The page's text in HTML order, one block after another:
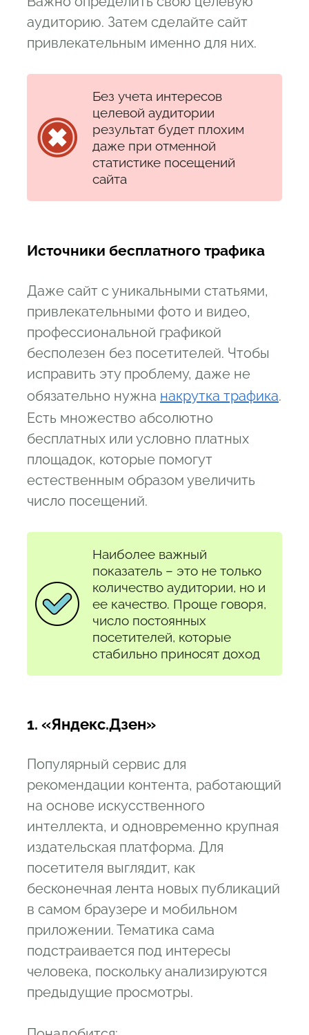
аудиторию. Затем сделайте сайт
привлекательным именно для них.
Без учета интересов
целевой аудитории
результат будет плохим
даже при отменной
статистике посещений
сайта
Источники бесплатного трафика
Даже сайт с уникальными статьями,
привлекательными фото и видео,
профессиональной графикой
бесполезен без посетителей. Чтобы
исправить эту проблему, даже не
обязательно нужна накрутка трафика.
Есть множество абсолютно
бесплатных или условно платных
площадок, которые помогут
естественным образом увеличить
число посещений.
Наиболее важный
показатель – это не только
количество аудитории, но и
ее качество. Проще говоря,
число постоянных
посетителей, которые
стабильно приносят доход
1. «Яндекс.Дзен»
Популярный сервис для
рекомендации контента, работающий
на основе искусственного
интеллекта, и одновременно крупная
издательская платформа. Для
посетителя выглядит, как
бесконечная лента новых публикаций
в самом браузере и мобильном
приложении. Тематика сама
подстраивается под интересы
человека, поскольку анализируются
предыдущие просмотры.